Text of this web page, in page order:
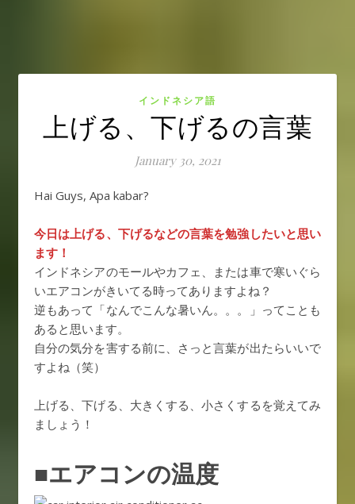
インドネシア語
上げる、下げるの言葉
January 30, 2021
Hai Guys, Apa kabar?
今日は上げる、下げるなどの言葉を勉強したいと思い
ます！
インドネシアのモールやカフェ、または車で寒いぐら
いエアコンがきいてる時ってありますよね？
逆もあって「なんでこんな暑いん。。。」ってことも
あると思います。
自分の気分を害する前に、さっと言葉が出たらいいで
すよね（笑）
上げる、下げる、大きくする、小さくするを覚えてみ
ましょう！
■エアコンの温度